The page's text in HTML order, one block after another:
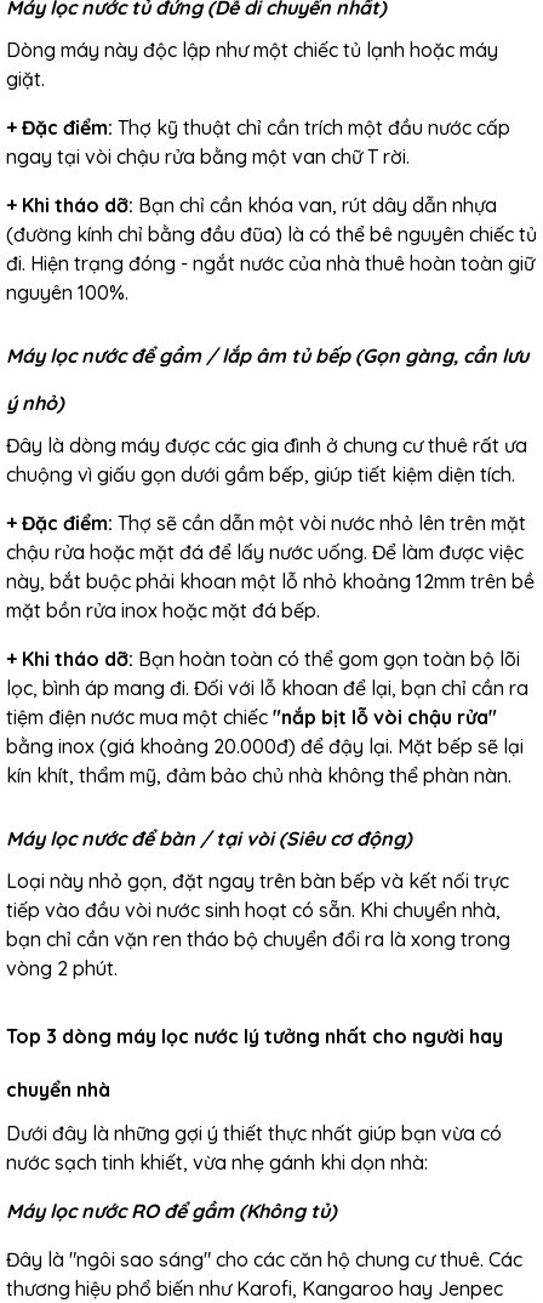
Máy lọc nước tủ đứng (Dễ di chuyển nhất)
Dòng máy này độc lập như một chiếc tủ lạnh hoặc máy
giặt.
+ Đặc điểm: Thợ kỹ thuật chỉ cần trích một đầu nước cấp
ngay tại vòi chậu rửa bằng một van chữ T rời.
+ Khi tháo dỡ: Bạn chỉ cần khóa van, rút dây dẫn nhựa
(đường kính chỉ bằng đầu đũa) là có thể bê nguyên chiếc tủ
đi. Hiện trạng đóng - ngắt nước của nhà thuê hoàn toàn giữ
nguyên 100%.
Máy lọc nước để gầm / lắp âm tủ bếp (Gọn gàng, cần lưu
ý nhỏ)
Đây là dòng máy được các gia đình ở chung cư thuê rất ưa
chuộng vì giấu gọn dưới gầm bếp, giúp tiết kiệm diện tích.
+ Đặc điểm: Thợ sẽ cần dẫn một vòi nước nhỏ lên trên mặt
chậu rửa hoặc mặt đá để lấy nước uống. Để làm được việc
này, bắt buộc phải khoan một lỗ nhỏ khoảng 12mm trên bề
mặt bồn rửa inox hoặc mặt đá bếp.
+ Khi tháo dỡ: Bạn hoàn toàn có thể gom gọn toàn bộ lõi
lọc, bình áp mang đi. Đối với lỗ khoan để lại, bạn chỉ cần ra
tiệm điện nước mua một chiếc "nắp bịt lỗ vòi chậu rửa"
bằng inox (giá khoảng 20.000đ) để đậy lại. Mặt bếp sẽ lại
kín khít, thẩm mỹ, đảm bảo chủ nhà không thể phàn nàn.
Máy lọc nước để bàn / tại vòi (Siêu cơ động)
Loại này nhỏ gọn, đặt ngay trên bàn bếp và kết nối trực
tiếp vào đầu vòi nước sinh hoạt có sẵn. Khi chuyển nhà,
bạn chỉ cần vặn ren tháo bộ chuyển đổi ra là xong trong
vòng 2 phút.
Top 3 dòng máy lọc nước lý tưởng nhất cho người hay
chuyển nhà
Dưới đây là những gợi ý thiết thực nhất giúp bạn vừa có
nước sạch tinh khiết, vừa nhẹ gánh khi dọn nhà:
Máy lọc nước RO để gầm (Không tủ)
Đây là "ngôi sao sáng" cho các căn hộ chung cư thuê. Các
thương hiệu phổ biến như Karofi, Kangaroo hay Jenpec